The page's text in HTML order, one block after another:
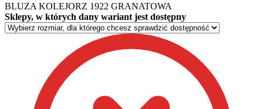
BLUZA KOLEJORZ 1922 GRANATOWA
Sklepy, w których dany wariant jest dostępny